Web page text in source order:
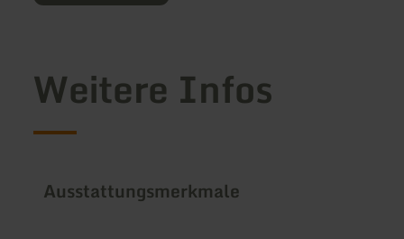
Weitere Infos
Ausstattungsmerkmale